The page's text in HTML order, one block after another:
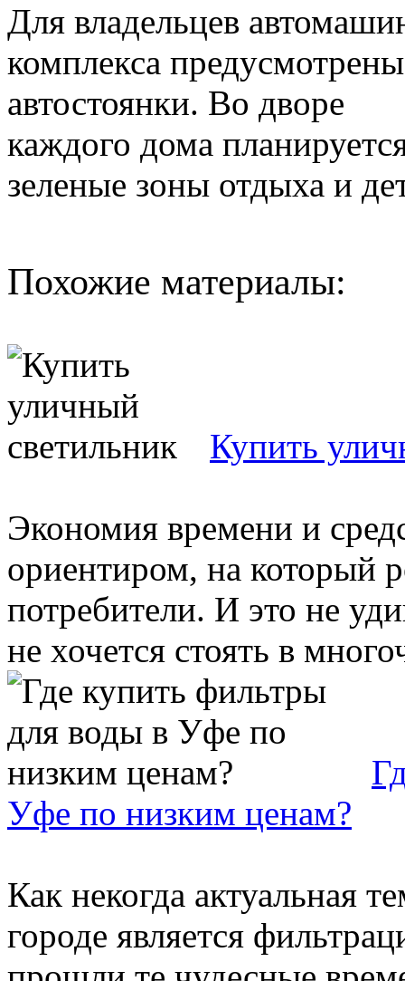
Для владельцев
комплекса
автостоянки. Во дворе
каждого дома
зеленые зоны отдыха и
Похожие материалы:
Купить
Экономия времени и
ориентиром, на который
потребители. И это не
не хочется стоять в
Уфе по низким ценам?
Как некогда актуальная
городе является